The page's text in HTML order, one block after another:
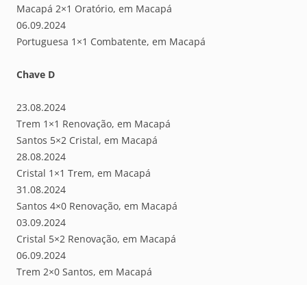
Macapá 2×1 Oratório, em Macapá
06.09.2024
Portuguesa 1×1 Combatente, em Macapá
Chave D
23.08.2024
Trem 1×1 Renovação, em Macapá
Santos 5×2 Cristal, em Macapá
28.08.2024
Cristal 1×1 Trem, em Macapá
31.08.2024
Santos 4×0 Renovação, em Macapá
03.09.2024
Cristal 5×2 Renovação, em Macapá
06.09.2024
Trem 2×0 Santos, em Macapá